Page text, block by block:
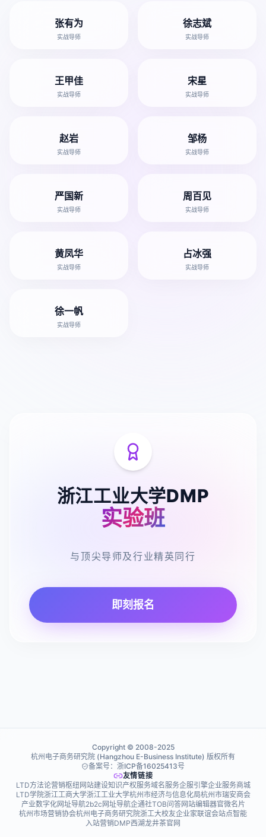
张有为
实战导师
徐志斌
实战导师
王甲佳
实战导师
宋星
实战导师
赵岩
实战导师
邹杨
实战导师
严国新
实战导师
周百见
实战导师
黄凤华
实战导师
占冰强
实战导师
徐一帆
实战导师
浙江工业大学DMP
实验班
与顶尖导师及行业精英同行
即刻报名
Copyright © 2008-2025
杭州电子商务研究院 (Hangzhou E-Business Institute) 版权所有
备案号：浙ICP备16025413号
友情链接
LTD方法论营销枢纽网站建设知识产权服务域名服务企服引擎企业服务商城
LTD学院浙江工商大学浙江工业大学杭州市经济与信息化局杭州市瑞安商会
产业数字化网址导航2b2c网址导航企通社TOB问答网站编辑器官微名片
杭州市场营销协会杭州电子商务研究院浙工大校友企业家联谊会站点智能
入站营销DMP西湖龙井茶官网